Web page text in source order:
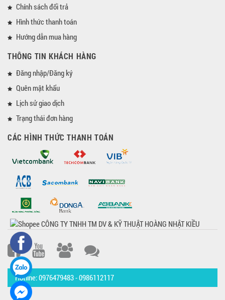
Chính sách đổi trả
Hình thức thanh toán
Hướng dẫn mua hàng
THÔNG TIN KHÁCH HÀNG
Đăng nhập/Đăng ký
Quên mật khẩu
Lịch sử giao dịch
Trạng thái đơn hàng
CÁC HÌNH THỨC THANH TOÁN
Hotline: 0976479483 - 0986112117